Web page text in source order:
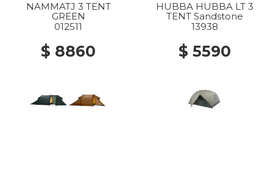
NAMMATJ 3 TENT
GREEN
012511
$ 8860
HUBBA HUBBA LT 3
TENT Sandstone
13938
$ 5590